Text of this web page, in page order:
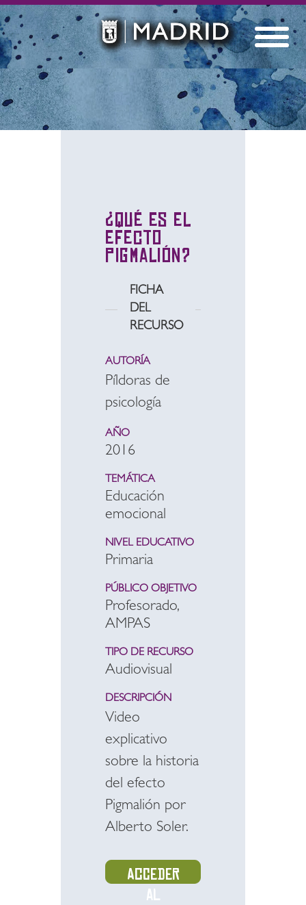
¿Qué es el
efecto
Pigmalión?
FICHA
DEL
RECURSO
AUTORÍA
Píldoras de
psicología
AÑO
2016
TEMÁTICA
Educación
emocional
NIVEL EDUCATIVO
Primaria
PÚBLICO OBJETIVO
Profesorado,
AMPAS
TIPO DE RECURSO
Audiovisual
DESCRIPCIÓN
Video
explicativo
sobre la historia
del efecto
Pigmalión por
Alberto Soler.
Acceder
al